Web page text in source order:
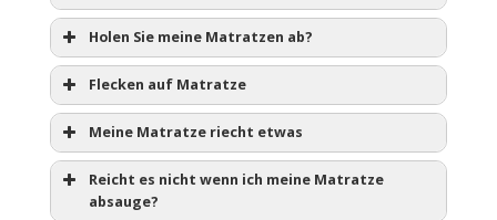
Holen Sie meine Matratzen ab?
Flecken auf Matratze
Meine Matratze riecht etwas
Reicht es nicht wenn ich meine Matratze
absauge?